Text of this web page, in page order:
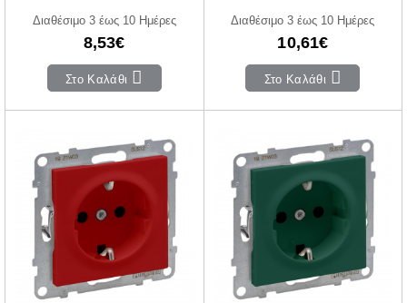
Διαθέσιμο 3 έως 10 Ημέρες
8,53€
Στο Καλάθι
Διαθέσιμο 3 έως 10 Ημέρες
10,61€
Στο Καλάθι